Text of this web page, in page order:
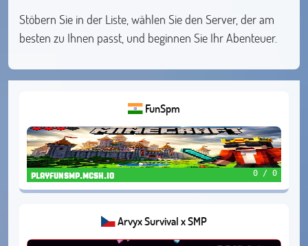
Stöbern Sie in der Liste, wählen Sie den Server, der am
besten zu Ihnen passt, und beginnen Sie Ihr Abenteuer.
FunSpm
playfunsmp.mcsh.io 0 / 0
Arvyx Survival x SMP